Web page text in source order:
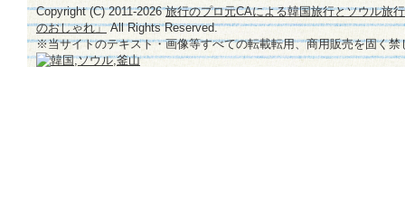
Copyright (C) 2011-2026旅行のプロ元CAによる韓国旅行とソウル旅
のおしゃれ」All Rights Reserved.
※当サイトのテキスト・画像等すべての転載転用、商用販売を固く禁